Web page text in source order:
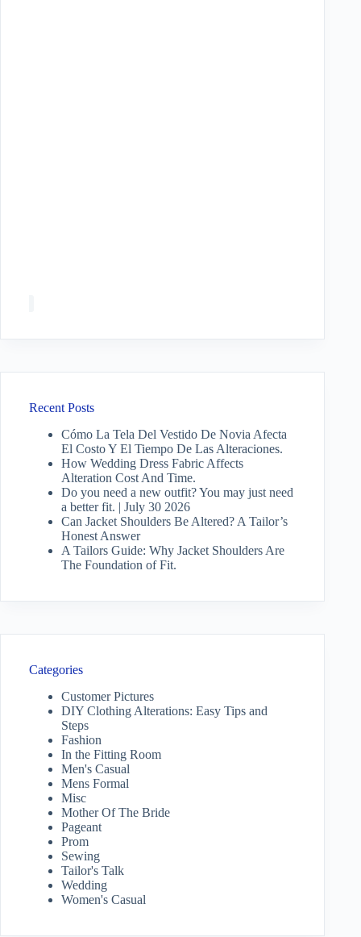
Recent Posts
Cómo La Tela Del Vestido De Novia Afecta
El Costo Y El Tiempo De Las Alteraciones.
How Wedding Dress Fabric Affects
Alteration Cost And Time.
Do you need a new outfit? You may just need
a better fit. | July 30 2026
Can Jacket Shoulders Be Altered? A Tailor’s
Honest Answer
A Tailors Guide: Why Jacket Shoulders Are
The Foundation of Fit.
Categories
Customer Pictures
DIY Clothing Alterations: Easy Tips and
Steps
Fashion
In the Fitting Room
Men's Casual
Mens Formal
Misc
Mother Of The Bride
Pageant
Prom
Sewing
Tailor's Talk
Wedding
Women's Casual